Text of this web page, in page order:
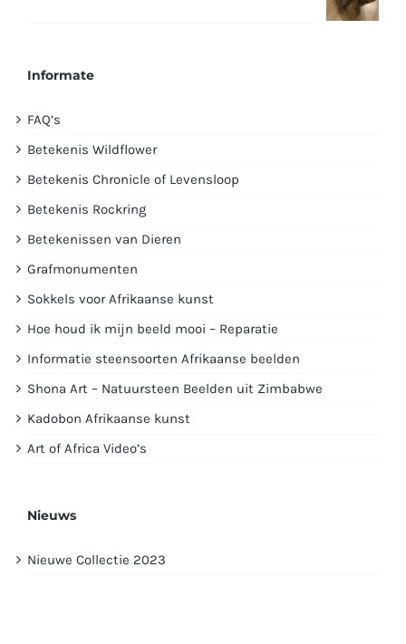
Informate
FAQ’s
Betekenis Wildflower
Betekenis Chronicle of Levensloop
Betekenis Rockring
Betekenissen van Dieren
Grafmonumenten
Sokkels voor Afrikaanse kunst
Hoe houd ik mijn beeld mooi – Reparatie
Informatie steensoorten Afrikaanse beelden
Shona Art – Natuursteen Beelden uit Zimbabwe
Kadobon Afrikaanse kunst
Art of Africa Video’s
Nieuws
Nieuwe Collectie 2023